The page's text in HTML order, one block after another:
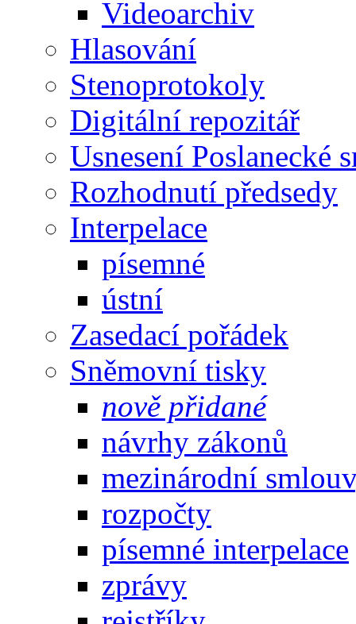
Videoarchiv
Hlasování
Stenoprotokoly
Digitální repozitář
Usnesení Poslanecké
Rozhodnutí předsedy
Interpelace
písemné
ústní
Zasedací pořádek
Sněmovní tisky
nově přidané
návrhy zákonů
mezinárodní
rozpočty
písemné interpelace
zprávy